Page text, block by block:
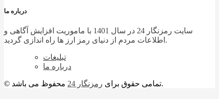
درباره ما
سایت رمزنگار 24 در سال 1401 با ماموریت افزایش آگاهی و
اطلاعات مردم از دنیای رمز ارز ها راه اندازی گردید.
تبلیغات
درباره ما
© تمامی حقوق برای رمزنگار 24 محفوظ می باشد.